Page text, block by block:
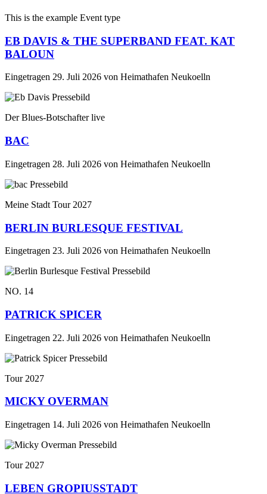
This is the example Event type
EB DAVIS & THE SUPERBAND FEAT. KAT
BALOUN
Eingetragen 29. Juli 2026 von Heimathafen Neukoelln
Der Blues-Botschafter live
BAC
Eingetragen 28. Juli 2026 von Heimathafen Neukoelln
Meine Stadt Tour 2027
BERLIN BURLESQUE FESTIVAL
Eingetragen 23. Juli 2026 von Heimathafen Neukoelln
NO. 14
PATRICK SPICER
Eingetragen 22. Juli 2026 von Heimathafen Neukoelln
Tour 2027
MICKY OVERMAN
Eingetragen 14. Juli 2026 von Heimathafen Neukoelln
Tour 2027
LEBEN GROPIUSSTADT